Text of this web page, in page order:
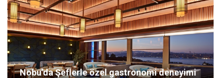
Nobu’da Şeflerle özel gastronomi deneyimi